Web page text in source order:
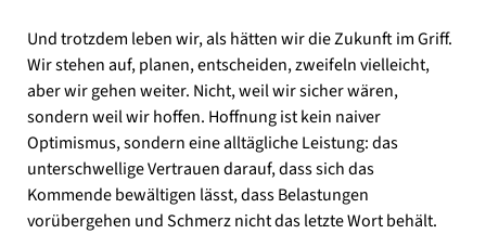
Und trotzdem leben wir, als hätten wir die Zukunft im Griff.
Wir stehen auf, planen, entscheiden, zweifeln vielleicht,
aber wir gehen weiter. Nicht, weil wir sicher wären,
sondern weil wir hoffen. Hoffnung ist kein naiver
Optimismus, sondern eine alltägliche Leistung: das
unterschwellige Vertrauen darauf, dass sich das
Kommende bewältigen lässt, dass Belastungen
vorübergehen und Schmerz nicht das letzte Wort behält.